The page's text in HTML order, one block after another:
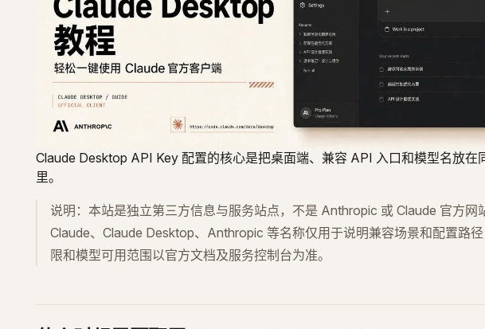
Claude Desktop API Key 配置的核心是把桌面端、兼容 API 入口和模型名放在
里。
说明：本站是独立第三方信息与服务站点，不是 Anthropic 或 Claude 官方网
Claude、Claude Desktop、Anthropic 等名称仅用于说明兼容场景和配置路
限和模型可用范围以官方文档及服务控制台为准。